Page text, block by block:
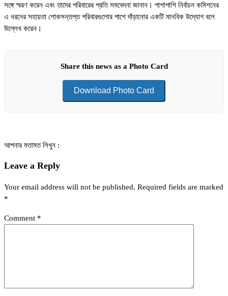
সঙ্গে স্মরণ করেন এবং তাদের পরিবারের প্রতি সমবেদনা জানান। পাশাপাশি নির্বাচন কমিশনের
এ ধরনের সহায়তা শোকসন্তপ্ত পরিবারগুলোর পাশে দাঁড়ানোর একটি মানবিক উদ্যোগ বলে
উল্লেখ করেন।
Share this news as a Photo Card
Download Photo Card
আপনার মতামত লিখুন :
Leave a Reply
Your email address will not be published. Required fields are marked
*
Comment *